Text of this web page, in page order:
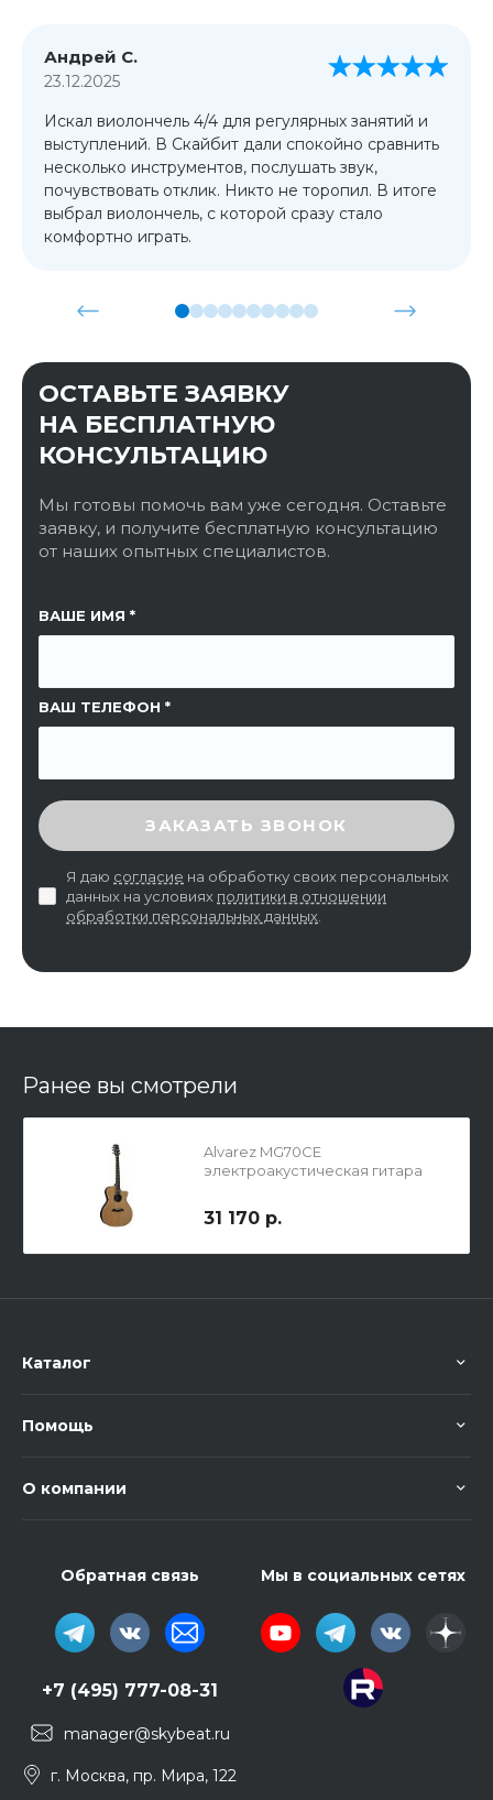
Андрей С.
23.12.2025
Искал виолончель 4/4 для регулярных занятий и
выступлений. В Скайбит дали спокойно сравнить
несколько инструментов, послушать звук,
почувствовать отклик. Никто не торопил. В итоге
выбрал виолончель, с которой сразу стало
комфортно играть.
ОСТАВЬТЕ ЗАЯВКУ
НА БЕСПЛАТНУЮ
КОНСУЛЬТАЦИЮ
Мы готовы помочь вам уже сегодня. Оставьте
заявку, и получите бесплатную консультацию
от наших опытных специалистов.
ВАШЕ ИМЯ
ВАШ ТЕЛЕФОН
ССЫЛКА НА СТРАНИЦУ
ВВЕДИТЕ ПРОВЕРОЧНЫЙ КОД
ЗАКАЗАТЬ ЗВОНОК
Я даю согласие на обработку своих персональных
данных на условиях политики в отношении
обработки персональных данных
Ранее вы смотрели
Alvarez MG70CE
электроакустическая гитара
31 170 р.
Каталог
Помощь
О компании
Обратная связь
+7 (495) 777-08-31
manager@skybeat.ru
г. Москва, пр. Мира, 122
Мы в социальных сетях